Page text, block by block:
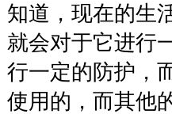
知道，现在的生
就会对于它进行
行一定的防护，
使用的，而其他